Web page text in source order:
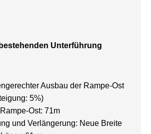
Unterführung
Ausbau der Rampe-Ost
5%)
Ost: 71m
und Verlängerung: Neue Breite